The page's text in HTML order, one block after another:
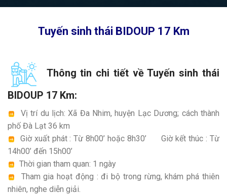
Tuyến sinh thái BIDOUP 17 Km
Thông tin chi tiết về Tuyến sinh thái
BIDOUP 17 Km:
Vị trí du lịch: Xã Đa Nhim, huyện Lạc Dương; cách thành
phố Đà Lạt 36 km
Giờ xuất phát : Từ 8h00’ hoặc 8h30’ Giờ kết thúc : Từ
14h00’ đến 15h00’
Thời gian tham quan: 1 ngày
Tham gia hoạt động : đi bộ trong rừng, khám phá thiên
nhiên, nghe diễn giải.